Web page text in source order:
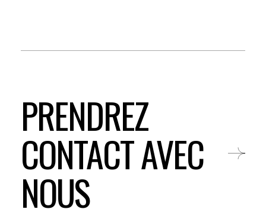
PRENDREZ
CONTACT AVEC
NOUS